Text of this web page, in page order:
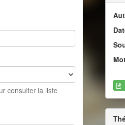
consulter la liste